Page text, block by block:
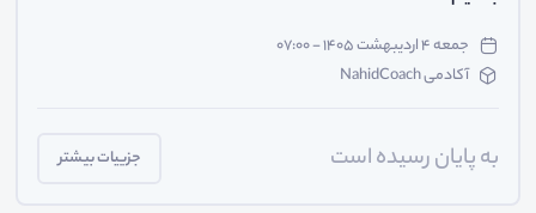
جمعه ۴ اردیبهشت ۱۴۰۵ - ۰۷:۰۰
آکادمی NahidCoach
به پایان رسیده است جزییات بیشتر